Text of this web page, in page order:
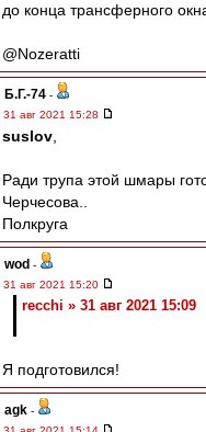
до конца трансферного
@Nozeratti
Б.Г.-74 -
31 авг 2021 15:28
suslov
Ради трупа этой шмары
Черчесова..
Полкруга
wod -
31 авг 2021 15:20
recchi » 31 авг 2021 15:09
Я подготовился!
agk -